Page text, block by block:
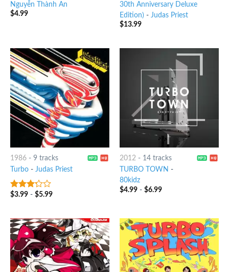
Nguyễn Thành An
$4.99
30th Anniversary Deluxe
Edition) - Judas Priest
$13.99
1986- 9 tracks
Turbo- Judas Priest
3out
$3.99- $5.99
2012- 14 tracks
TURBO TOWN -
80kidz
$4.99- $6.99